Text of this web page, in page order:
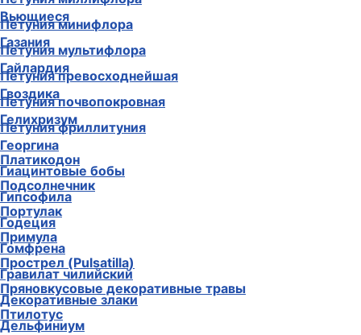
Петуния минифлора
Петуния мультифлора
Петуния превосходнейшая
Петуния почвопокровная
Петуния фриллитуния
Платикодон
Подсолнечник
Портулак
Примула
Прострел (Pulsatilla)
Пряновкусовые декоративные травы
Птилотус
Вьющиеся
Газания
Гайлардия
Гвоздика
Гелихризум
Георгина
Гиацинтовые бобы
Гипсофила
Годеция
Гомфрена
Гравилат чилийский
Декоративные злаки
Дельфиниум